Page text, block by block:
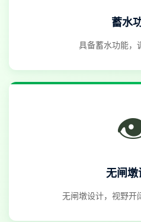
蓄水
具备蓄水功能，
无闸
无闸墩设计，视野开